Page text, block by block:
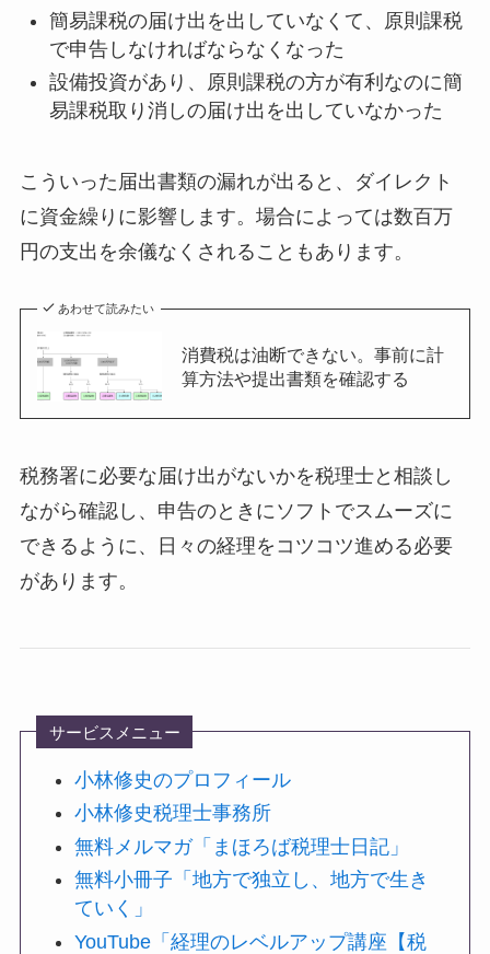
簡易課税の届け出を出していなくて、原則課税
で申告しなければならなくなった
設備投資があり、原則課税の方が有利なのに簡
易課税取り消しの届け出を出していなかった
こういった届出書類の漏れが出ると、ダイレクト
に資金繰りに影響します。場合によっては数百万
円の支出を余儀なくされることもあります。
あわせて読みたい
消費税は油断できない。事前に計
算方法や提出書類を確認する
税務署に必要な届け出がないかを税理士と相談し
ながら確認し、申告のときにソフトでスムーズに
できるように、日々の経理をコツコツ進める必要
があります。
サービスメニュー
小林修史のプロフィール
小林修史税理士事務所
無料メルマガ「まほろば税理士日記」
無料小冊子「地方で独立し、地方で生き
ていく」
YouTube「経理のレベルアップ講座【税